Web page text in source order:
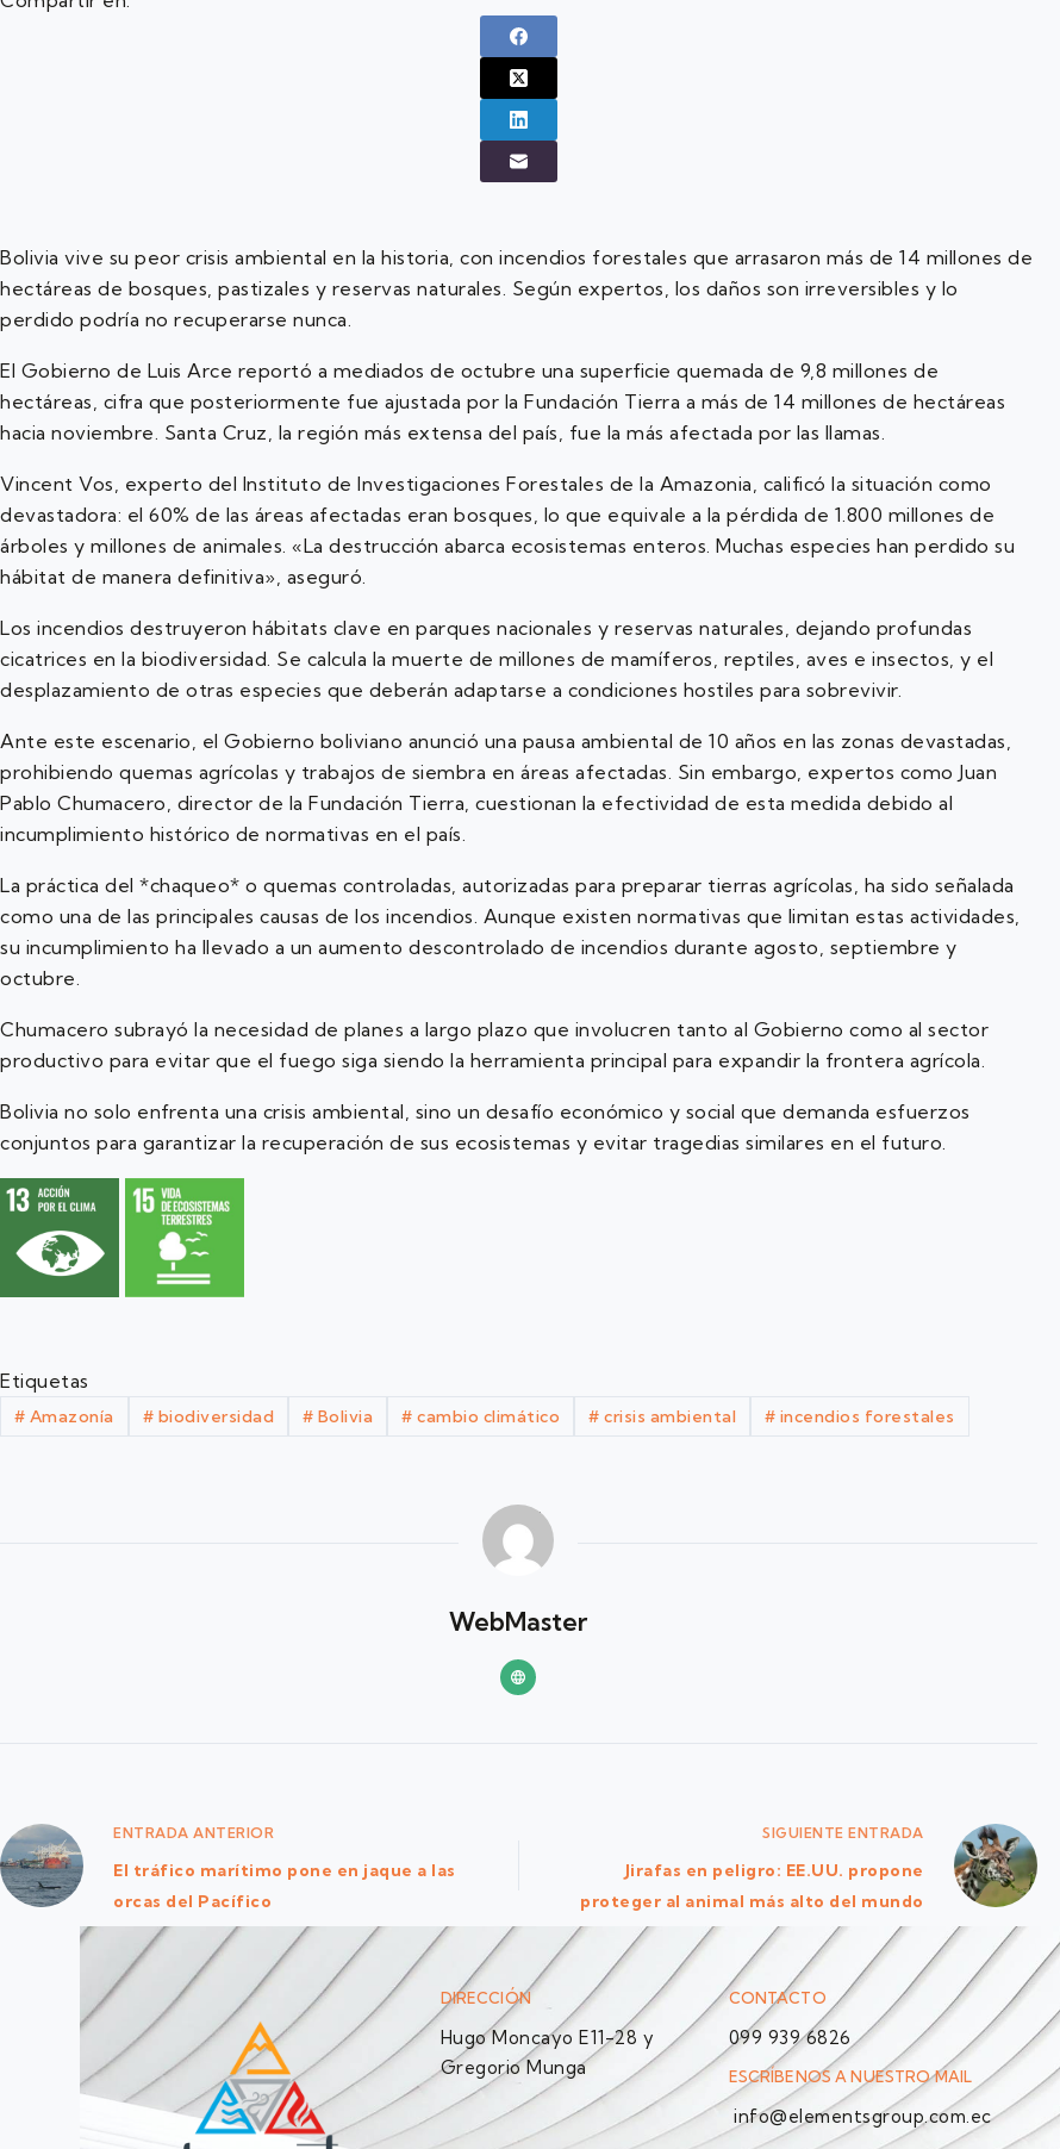
Bolivia vive su peor crisis ambiental en la historia, con incendios forestales que arrasaron más de 14 millones de
hectáreas de bosques, pastizales y reservas naturales. Según expertos, los daños son irreversibles y lo
perdido podría no recuperarse nunca.
El Gobierno de Luis Arce reportó a mediados de octubre una superficie quemada de 9,8 millones de
hectáreas, cifra que posteriormente fue ajustada por la Fundación Tierra a más de 14 millones de hectáreas
hacia noviembre. Santa Cruz, la región más extensa del país, fue la más afectada por las llamas.
Vincent Vos, experto del Instituto de Investigaciones Forestales de la Amazonia, calificó la situación como
devastadora: el 60% de las áreas afectadas eran bosques, lo que equivale a la pérdida de 1.800 millones de
árboles y millones de animales. «La destrucción abarca ecosistemas enteros. Muchas especies han perdido su
hábitat de manera definitiva», aseguró.
Los incendios destruyeron hábitats clave en parques nacionales y reservas naturales, dejando profundas
cicatrices en la biodiversidad. Se calcula la muerte de millones de mamíferos, reptiles, aves e insectos, y el
desplazamiento de otras especies que deberán adaptarse a condiciones hostiles para sobrevivir.
Ante este escenario, el Gobierno boliviano anunció una pausa ambiental de 10 años en las zonas devastadas,
prohibiendo quemas agrícolas y trabajos de siembra en áreas afectadas. Sin embargo, expertos como Juan
Pablo Chumacero, director de la Fundación Tierra, cuestionan la efectividad de esta medida debido al
incumplimiento histórico de normativas en el país.
La práctica del *chaqueo* o quemas controladas, autorizadas para preparar tierras agrícolas, ha sido señalada
como una de las principales causas de los incendios. Aunque existen normativas que limitan estas actividades,
su incumplimiento ha llevado a un aumento descontrolado de incendios durante agosto, septiembre y
octubre.
Chumacero subrayó la necesidad de planes a largo plazo que involucren tanto al Gobierno como al sector
productivo para evitar que el fuego siga siendo la herramienta principal para expandir la frontera agrícola.
Bolivia no solo enfrenta una crisis ambiental, sino un desafío económico y social que demanda esfuerzos
conjuntos para garantizar la recuperación de sus ecosistemas y evitar tragedias similares en el futuro.
Etiquetas
# Amazonía # biodiversidad # Bolivia # cambio climático # crisis ambiental # incendios forestales
WebMaster
ENTRADA ANTERIOR
El tráfico marítimo pone en jaque a las
orcas del Pacífico
SIGUIENTEENTRADA
Jirafas en peligro: EE.UU. propone
proteger al animal más alto del mundo
DIRECCIÓN
Hugo Moncayo E11-28 y
Gregorio Munga
CONTACTO
099 939 6826
ESCRÍBENOS A NUESTRO MAIL
info@elementsgroup.com.ec